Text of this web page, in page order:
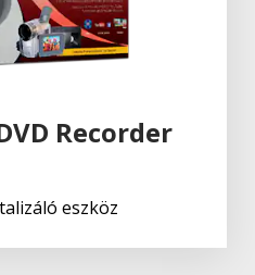
Recorder
eszköz